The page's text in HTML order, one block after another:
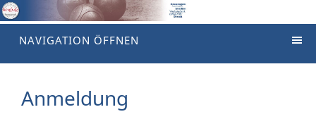
NAVIGATION ÖFFNEN
Anmeldung